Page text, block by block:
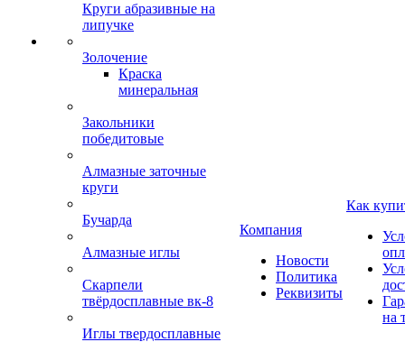
Круги абразивные на
липучке
Золочение
Краска
минеральная
Закольники
победитовые
Алмазные заточные
круги
Бучарда
Алмазные иглы
Скарпели
твёрдосплавные вк-8
Иглы твердосплавные
Компания
Новости
Политика
Реквизиты
Как
на